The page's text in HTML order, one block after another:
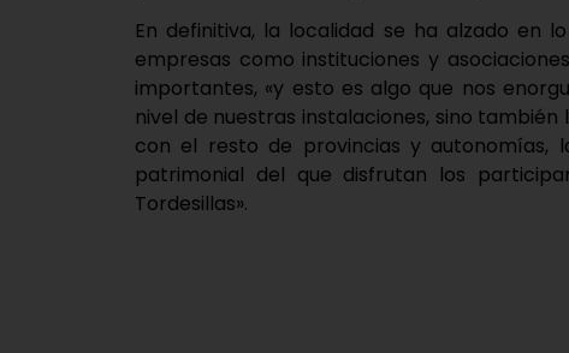
En definitiva, la localidad se ha alzado en
empresas como instituciones y
importantes, «y esto es algo que nos
nivel de nuestras instalaciones, sino
con el resto de provincias y
patrimonial del que disfrutan los
Tordesillas».